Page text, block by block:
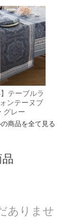
】テーブルラ
ンテーヌブ
グレー
商品を全て見る
ありませ